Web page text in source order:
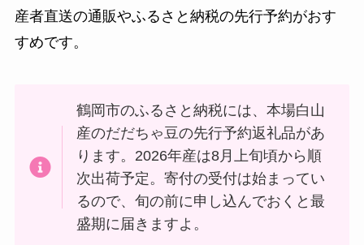
産者直送の通販やふるさと納税の先行予約がおす
すめです。
鶴岡市のふるさと納税には、本場白山
産のだだちゃ豆の先行予約返礼品があ
ります。2026年産は8月上旬頃から順
次出荷予定。寄付の受付は始まってい
るので、旬の前に申し込んでおくと最
盛期に届きますよ。